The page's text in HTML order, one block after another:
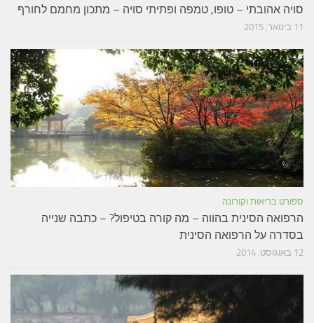
סויה אהובתי – טופו, טמפה ופתיתי סויה – מתכון מחמם לחורף
11 בינואר, 2015
ספורט בריאות וקורונה
הרפואה הסינית בהווה – מה קורה בטיפול? – כתבה שנייה
בסדרה על הרפואה הסינית
12 באוגוסט, 2014